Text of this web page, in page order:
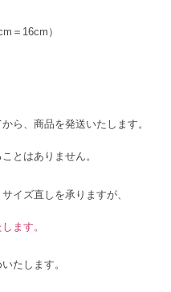
＝16cm）
ら、商品を発送いたします。
とはありません。
イズ直しを承りますが、
ます。
たします。